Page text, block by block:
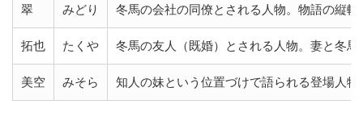
翠 みどり 冬馬の会社の同僚とされる人物。物語の縦
拓也 たくや 冬馬の友人（既婚）とされる人物。妻と冬
美空 みそら 知人の妹という位置づけで語られる登場人物